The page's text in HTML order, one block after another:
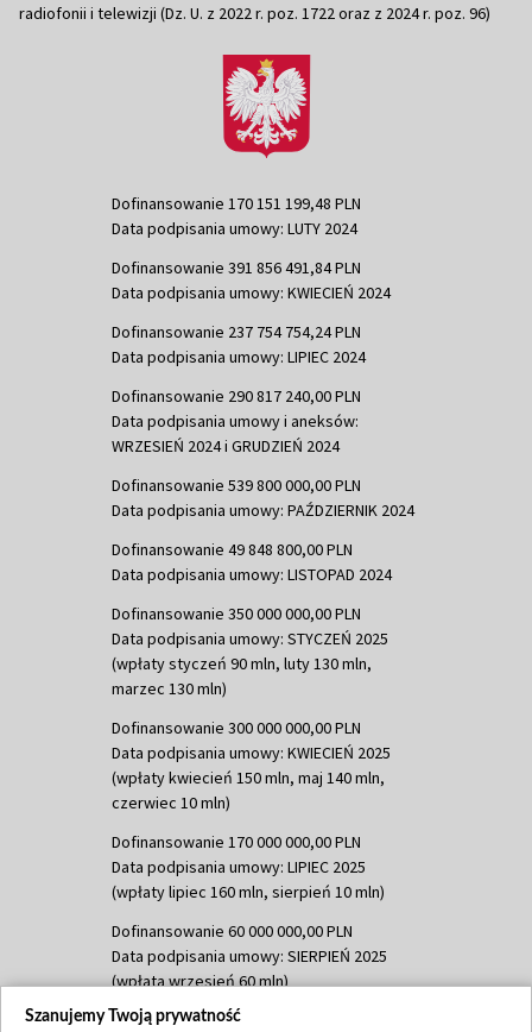
radiofonii i telewizji (Dz. U. z 2022 r. poz. 1722 oraz z 2024 r. poz. 96)
Dofinansowanie 170 151 199,48 PLN
Data podpisania umowy: LUTY 2024
Dofinansowanie 391 856 491,84 PLN
Data podpisania umowy: KWIECIEŃ 2024
Dofinansowanie 237 754 754,24 PLN
Data podpisania umowy: LIPIEC 2024
Dofinansowanie 290 817 240,00 PLN
Data podpisania umowy i aneksów:
WRZESIEŃ 2024 i GRUDZIEŃ 2024
Dofinansowanie 539 800 000,00 PLN
Data podpisania umowy: PAŹDZIERNIK 2024
Dofinansowanie 49 848 800,00 PLN
Data podpisania umowy: LISTOPAD 2024
Dofinansowanie 350 000 000,00 PLN
Data podpisania umowy: STYCZEŃ 2025
(wpłaty styczeń 90 mln, luty 130 mln,
marzec 130 mln)
Dofinansowanie 300 000 000,00 PLN
Data podpisania umowy: KWIECIEŃ 2025
(wpłaty kwiecień 150 mln, maj 140 mln,
czerwiec 10 mln)
Dofinansowanie 170 000 000,00 PLN
Data podpisania umowy: LIPIEC 2025
(wpłaty lipiec 160 mln, sierpień 10 mln)
Dofinansowanie 60 000 000,00 PLN
Data podpisania umowy: SIERPIEŃ 2025
(wpłata wrzesień 60 mln)
Dofinansowanie 635 783 051,21 PLN
Szanujemy Twoją prywatność